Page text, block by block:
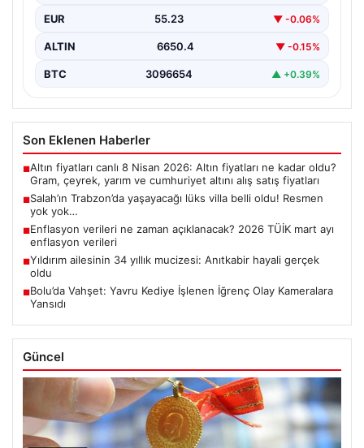
EUR 55.23 ▼ -0.06%
ALTIN 6650.4 ▼ -0.15%
BTC 3096654 ▲ +0.39%
Son Eklenen Haberler
■Altın fiyatları canlı 8 Nisan 2026: Altın fiyatları ne kadar oldu?
Gram, çeyrek, yarım ve cumhuriyet altını alış satış fiyatları
■Salah’ın Trabzon’da yaşayacağı lüks villa belli oldu! Resmen
yok yok…
■Enflasyon verileri ne zaman açıklanacak? 2026 TÜİK mart ayı
enflasyon verileri
■Yıldırım ailesinin 34 yıllık mucizesi: Anıtkabir hayali gerçek
oldu
■Bolu’da Vahşet: Yavru Kediye İşlenen İğrenç Olay Kameralara
Yansıdı
Güncel